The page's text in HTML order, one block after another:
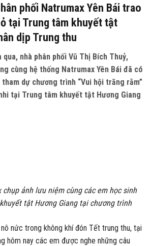
phối Natrumax Yên Bái trao
tại Trung tâm khuyết tật
dịp Trung thu
qua, nhà phân phối Vũ Thị Bích Thuỷ,
cùng hệ thống Natrumax Yên Bái đã có
dự chương trình “Vui hội trăng rằm”
tại Trung tâm khuyết tật Hương Giang
ảnh lưu niệm cùng các em học sinh
tật Hương Giang tại chương trình
nức trong không khí đón Tết trung thu, tại
hôm nay các em được nghe những câu